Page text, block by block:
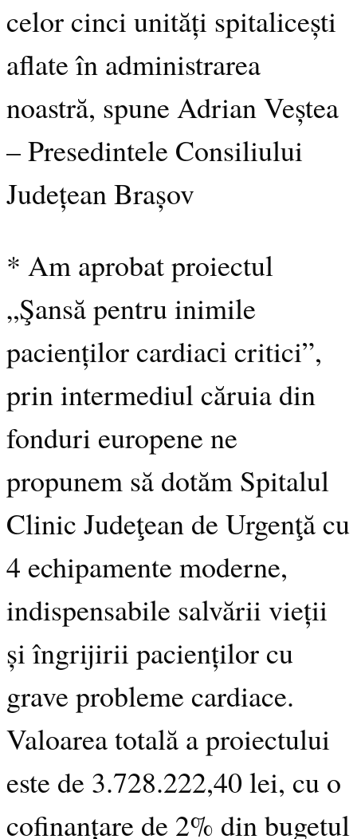
celor cinci unități spitalicești
aflate în administrarea
noastră, spune Adrian Veștea
– Presedintele Consiliului
Județean Brașov
* Am aprobat proiectul
„Şansă pentru inimile
pacienților cardiaсі critici”,
prin intermediul căruia din
fonduri europene ne
propunem să dotăm Spitalul
Clinic Judeţean de Urgenţă cu
4 echipamente moderne,
indispensabile salvării vieții
și îngrijirii pacienților cu
grave probleme cardiace.
Valoarea totală a proiectului
este de 3.728.222,40 lei, cu o
cofinanțare de 2% din bugetul